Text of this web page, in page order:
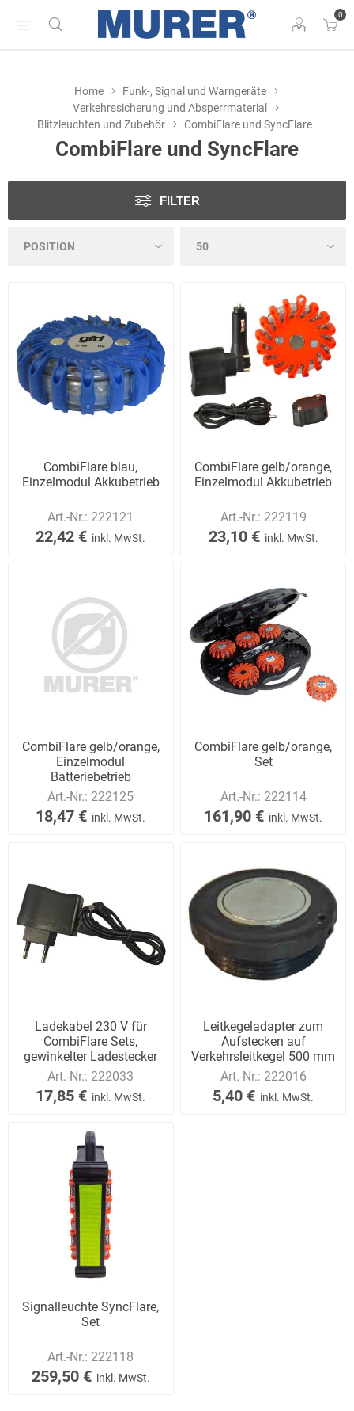
0
Home
Funk-, Signal und Warngeräte
Verkehrssicherung und Absperrmaterial
Blitzleuchten und Zubehör
CombiFlare und SyncFlare
CombiFlare und SyncFlare
FILTER
CombiFlare blau,
Einzelmodul Akkubetrieb
Art.-Nr.: 222121
22,42 € inkl. MwSt.
CombiFlare gelb/orange,
Einzelmodul Akkubetrieb
Art.-Nr.: 222119
23,10 € inkl. MwSt.
CombiFlare gelb/orange,
Einzelmodul
Batteriebetrieb
Art.-Nr.: 222125
18,47 € inkl. MwSt.
CombiFlare gelb/orange,
Set
Art.-Nr.: 222114
161,90 € inkl. MwSt.
Ladekabel 230 V für
CombiFlare Sets,
gewinkelter Ladestecker
Art.-Nr.: 222033
17,85 € inkl. MwSt.
Leitkegeladapter zum
Aufstecken auf
Verkehrsleitkegel 500 mm
und 750 mm, Metallp
Art.-Nr.: 222016
5,40 € inkl. MwSt.
Signalleuchte SyncFlare,
Set
Art.-Nr.: 222118
259,50 € inkl. MwSt.